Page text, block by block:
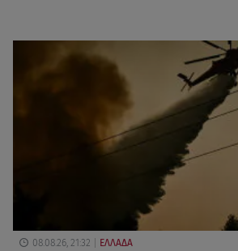
08.08.26, 21:32 ΕΛΛΑΔΑ